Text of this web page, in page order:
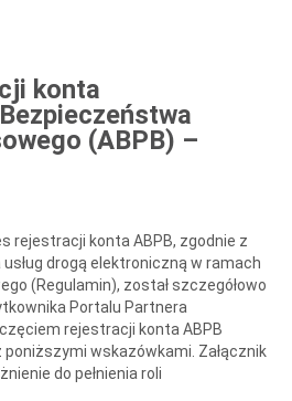
konta
(ABPB) –
rejestracji konta ABPB, zgodnie z
drogą elektroniczną w ramach
(Regulamin), został szczegółowo
Portalu Partnera
rejestracji konta ABPB
wskazówkami. Załącznik
do pełnienia roli